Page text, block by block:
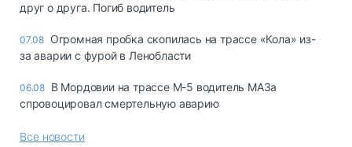
друг о друга. Погиб водитель
07.08 Огромная пробка скопилась на трассе «Кола» из-
за аварии с фурой в Ленобласти
06.08 В Мордовии на трассе М-5 водитель МАЗа
спровоцировал смертельную аварию
Все новости